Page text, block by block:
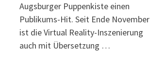
Augsburger Puppenkiste einen
Publikums-Hit. Seit Ende November
ist die Virtual Reality-Inszenierung
auch mit Übersetzung …